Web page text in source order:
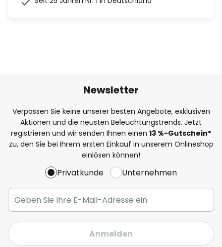
Newsletter
Verpassen Sie keine unserer besten Angebote, exklusiven
Aktionen und die neusten Beleuchtungstrends. Jetzt
registrieren und wir senden Ihnen einen 13 %-Gutschein*
zu, den Sie bei Ihrem ersten Einkauf in unserem Onlineshop
einlösen können!
Privatkunde Unternehmen
Anmelden